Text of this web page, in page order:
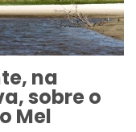
na
sobre o
Mel